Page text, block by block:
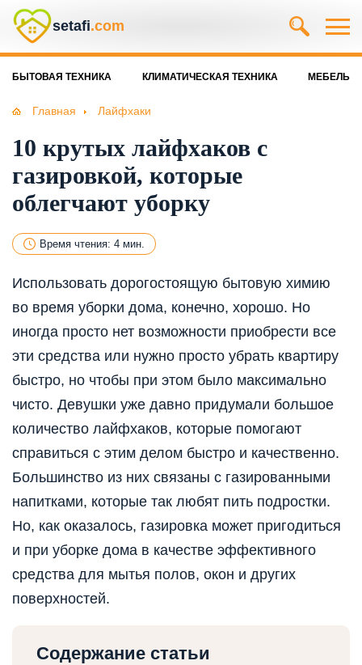
setafi.com
БЫТОВАЯ ТЕХНИКА КЛИМАТИЧЕСКАЯ ТЕХНИКА МЕБЕЛЬ
Главная Лайфхаки
10 крутых лайфхаков с
газировкой, которые
облегчают уборку
Время чтения: 4 мин.
Использовать дорогостоящую бытовую химию
во время уборки дома, конечно, хорошо. Но
иногда просто нет возможности приобрести все
эти средства или нужно просто убрать квартиру
быстро, но чтобы при этом было максимально
чисто. Девушки уже давно придумали большое
количество лайфхаков, которые помогают
справиться с этим делом быстро и качественно.
Большинство из них связаны с газированными
напитками, которые так любят пить подростки.
Но, как оказалось, газировка может пригодиться
и при уборке дома в качестве эффективного
средства для мытья полов, окон и других
поверхностей.
Содержание статьи